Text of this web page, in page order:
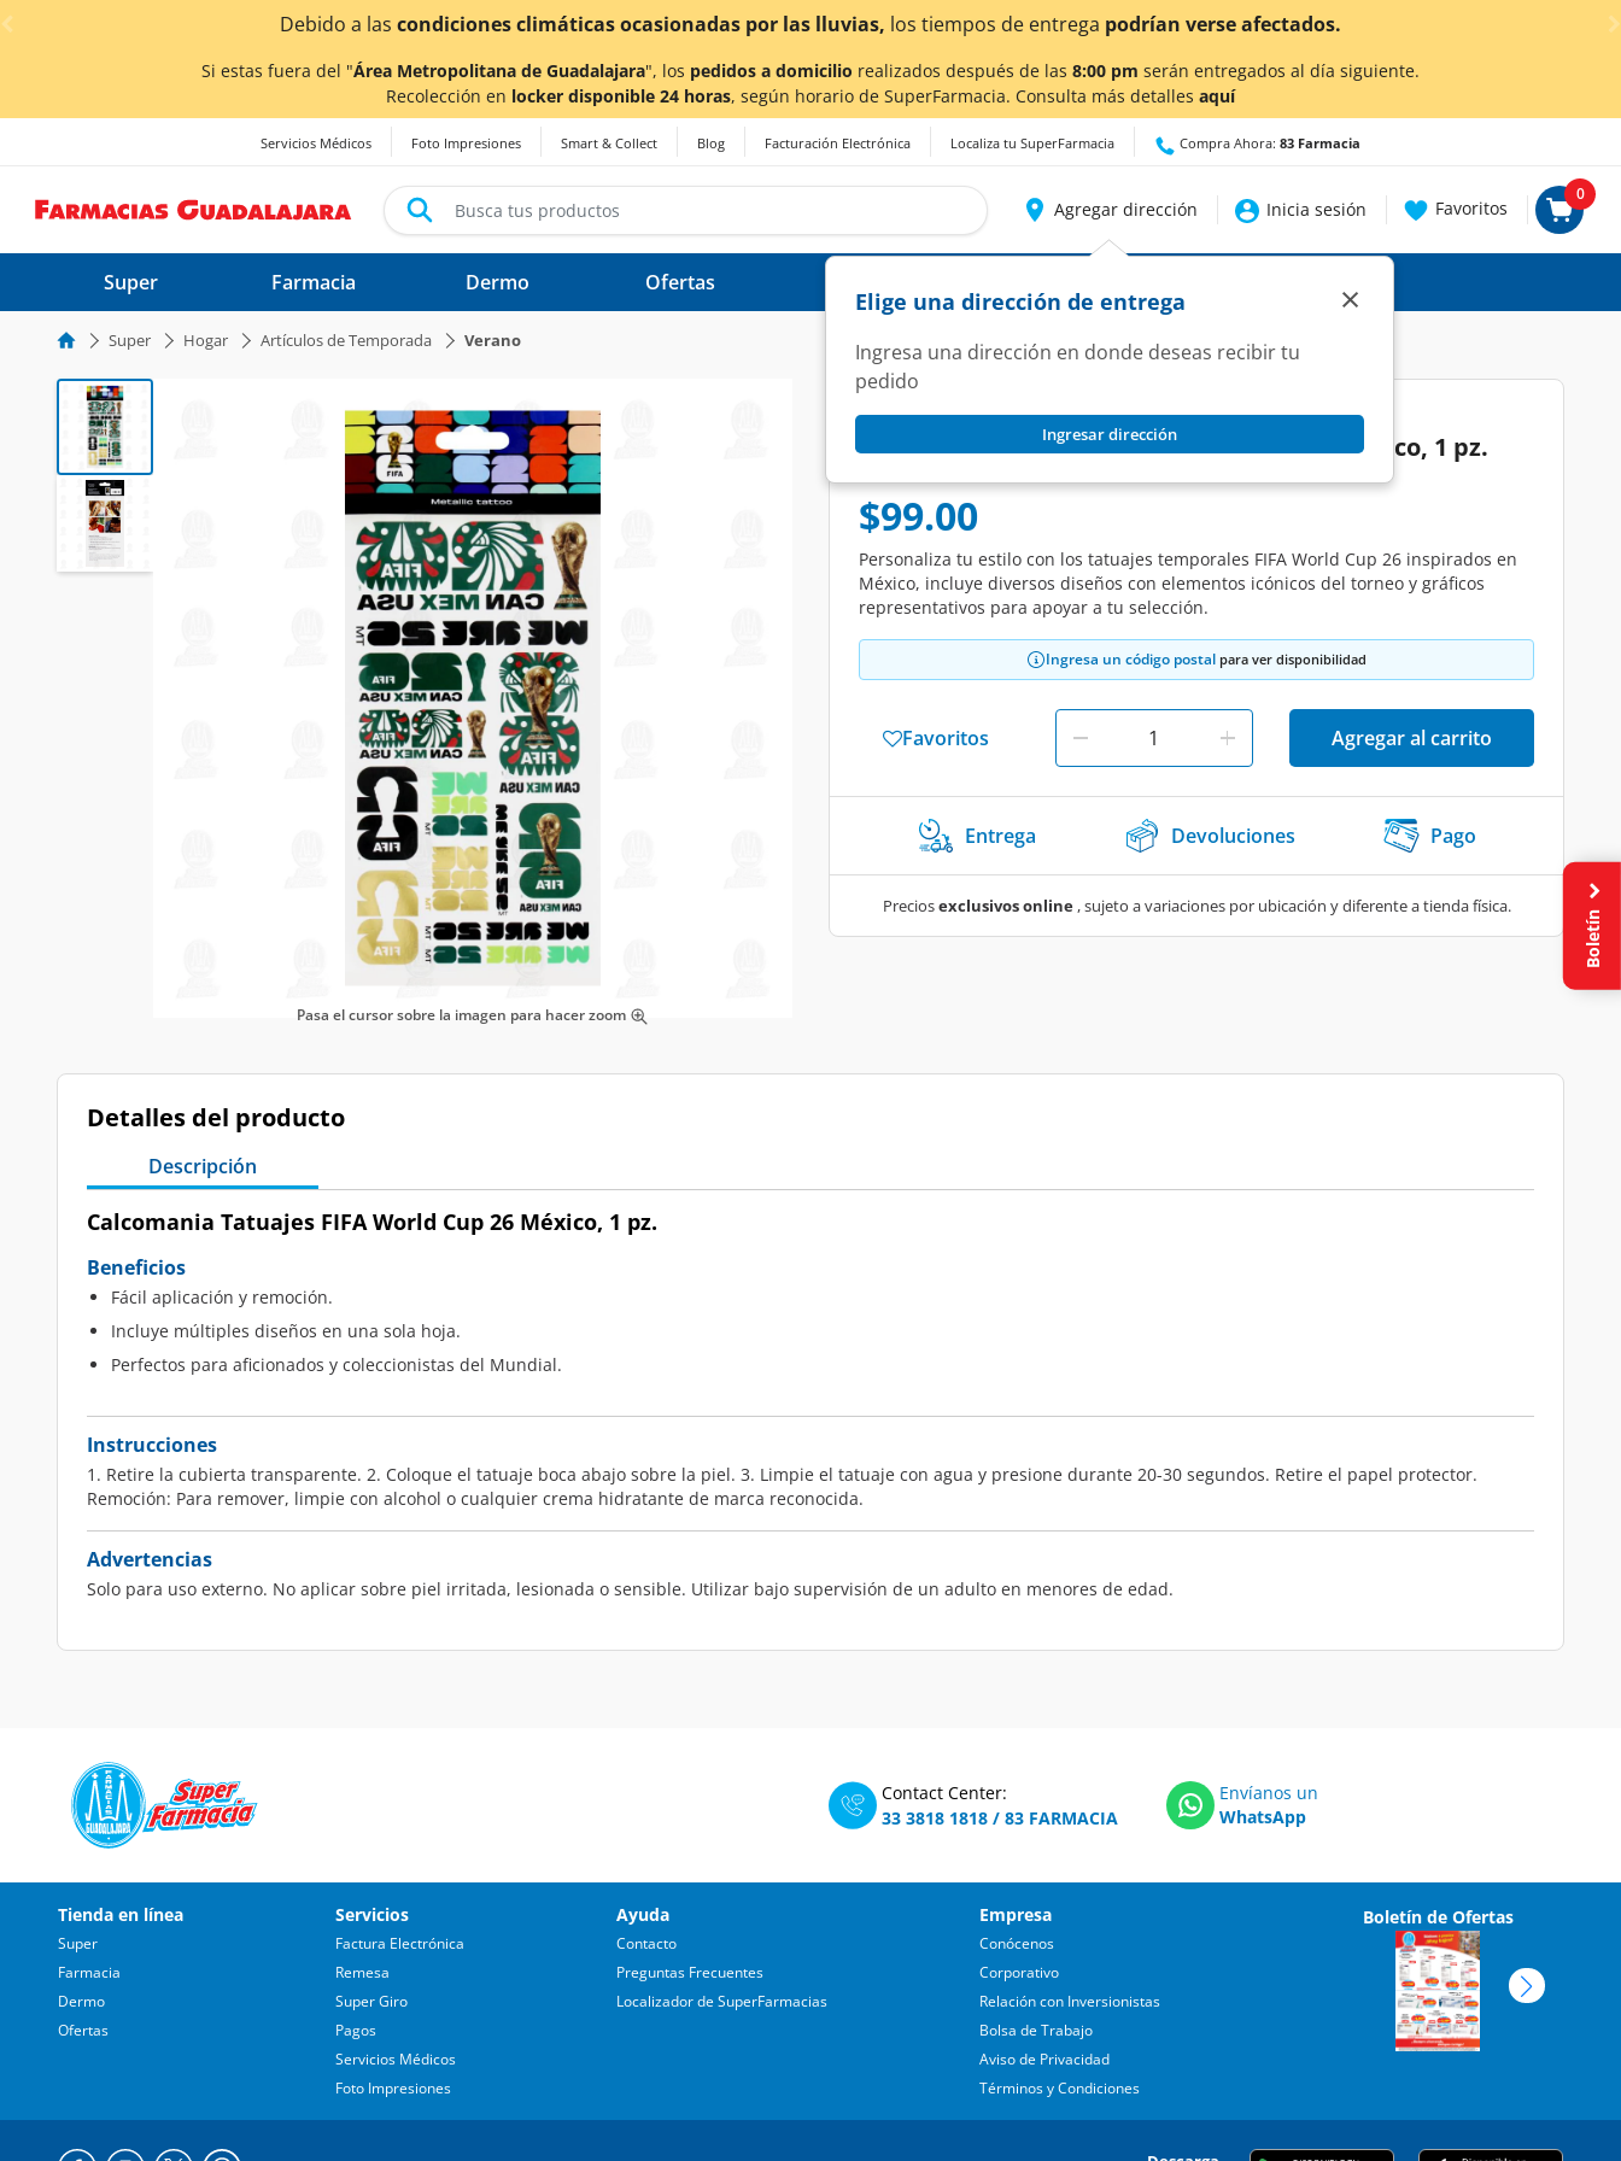
< div class="carousel-inner"> Debido a las condiciones climáticas ocasionadas por las lluvias, los tiempos de entrega podrían verse afectados.
Si estas fuera del "Área Metropolitana de Guadalajara", los pedidos a domicilio realizados después de las 8:00 pm serán entregados al día siguiente.
Recolección en locker disponible 24 horas, según horario de SuperFarmacia. Consulta más detalles aquí
Servicios Médicos Foto Impresiones Smart & Collect Blog Facturación Electrónica Localiza tu SuperFarmacia Compra Ahora: 83 Farmacia
Agregar dirección
Elige una dirección de entrega
Ingresa una dirección en donde deseas recibir tu
pedido
Ingresar dirección
×
Inicia sesión Favoritos
0
Super Farmacia Dermo Ofertas
Super Hogar Artículos de Temporada Verano
Pasa el cursor sobre la imagen para hacer zoom
FIFA
Calcomania Tatuajes FIFA World Cup 26 México, 1 pz.
$99.00
Personaliza tu estilo con los tatuajes temporales FIFA World Cup 26 inspirados en
México, incluye diversos diseños con elementos icónicos del torneo y gráficos
representativos para apoyar a tu selección.
Ingresa un código postal para ver disponibilidad
Favoritos Agregar al carrito
Entrega Devoluciones Pago
Preciosexclusivos online, sujeto a variaciones por ubicación y diferente a tienda física.
Detalles del producto
Descripción
Calcomania Tatuajes FIFA World Cup 26 México, 1 pz.
Beneficios
Fácil aplicación y remoción.
Incluye múltiples diseños en una sola hoja.
Perfectos para aficionados y coleccionistas del Mundial.
Instrucciones
1. Retire la cubierta transparente. 2. Coloque el tatuaje boca abajo sobre la piel. 3. Limpie el tatuaje con agua y presione durante 20-30 segundos. Retire el papel protector.
Remoción: Para remover, limpie con alcohol o cualquier crema hidratante de marca reconocida.
Advertencias
Solo para uso externo. No aplicar sobre piel irritada, lesionada o sensible. Utilizar bajo supervisión de un adulto en menores de edad.
Contact Center:
33 3818 1818 / 83 FARMACIA
Envíanos un
WhatsApp
Tienda en línea
Super
Farmacia
Dermo
Ofertas
Servicios
Factura Electrónica
Remesa
Super Giro
Pagos
Servicios Médicos
Foto Impresiones
Ayuda
Contacto
Preguntas Frecuentes
Localizador de SuperFarmacias
Empresa
Conócenos
Corporativo
Relación con Inversionistas
Bolsa de Trabajo
Aviso de Privacidad
Términos y Condiciones
Boletín de Ofertas
Boletín